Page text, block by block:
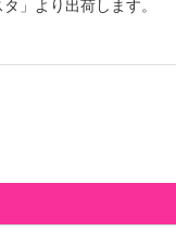
」より出荷します。